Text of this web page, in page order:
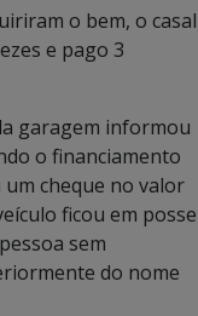
o bem, o casal
e pago 3
garagem informou
o financiamento
um cheque no valor
ficou em posse
sem
do nome